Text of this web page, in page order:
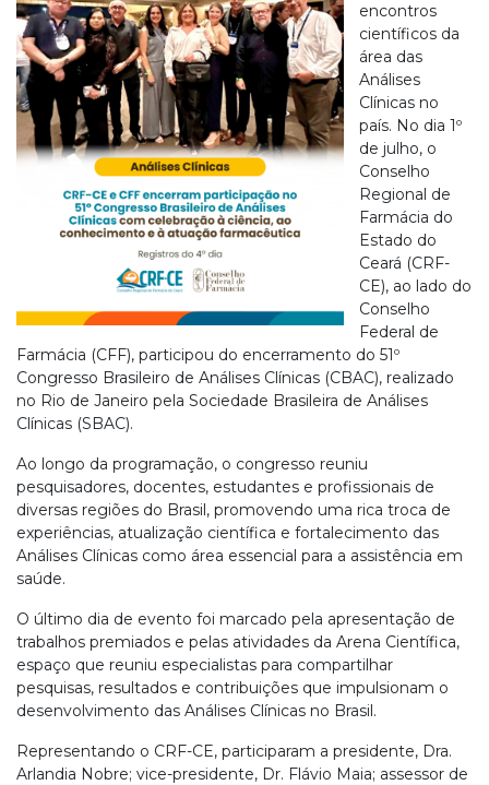
encontros
científicos da
área das
Análises
Clínicas no
país. No dia 1º
de julho, o
Conselho
Regional de
Farmácia do
Estado do
Ceará (CRF-
CE), ao lado do
Conselho
Federal de
Farmácia (CFF), participou do encerramento do 51º
Congresso Brasileiro de Análises Clínicas (CBAC), realizado
no Rio de Janeiro pela Sociedade Brasileira de Análises
Clínicas (SBAC).
Ao longo da programação, o congresso reuniu
pesquisadores, docentes, estudantes e profissionais de
diversas regiões do Brasil, promovendo uma rica troca de
experiências, atualização científica e fortalecimento das
Análises Clínicas como área essencial para a assistência em
saúde.
O último dia de evento foi marcado pela apresentação de
trabalhos premiados e pelas atividades da Arena Científica,
espaço que reuniu especialistas para compartilhar
pesquisas, resultados e contribuições que impulsionam o
desenvolvimento das Análises Clínicas no Brasil.
Representando o CRF-CE, participaram a presidente, Dra.
Arlandia Nobre; vice-presidente, Dr. Flávio Maia; assessor de